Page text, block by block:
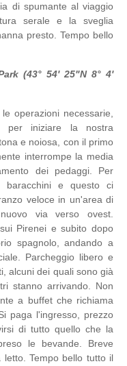
di spumante al viaggio
serale e la sveglia
presto. Tempo bello
(43° 54' 25"N 8° 4'
operazioni necessarie,
per iniziare la nostra
e noiosa, con il primo
interrompe la media
dei pedaggi. Per
e questo ci
veloce in un'area di
via verso ovest.
Pirenei e subito dopo
spagnolo, andando a
Parcheggio libero e
alcuni dei quali sono già
stanno arrivando. Non
a buffet che richiama
paga l'ingresso, prezzo
di tutto quello che la
le bevande. Breve
Tempo bello tutto il